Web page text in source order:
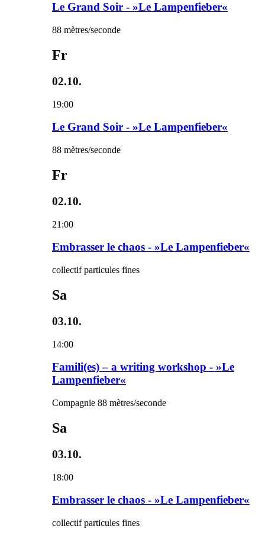
Le Grand Soir - »Le Lampenfieber«
88 mètres/seconde
Fr
02.10.
19:00
Le Grand Soir - »Le Lampenfieber«
88 mètres/seconde
Fr
02.10.
21:00
Embrasser le chaos - »Le Lampenfieber«
collectif particules fines
Sa
03.10.
14:00
Famili(es) – a writing workshop - »Le
Lampenfieber«
Compagnie 88 mètres/seconde
Sa
03.10.
18:00
Embrasser le chaos - »Le Lampenfieber«
collectif particules fines